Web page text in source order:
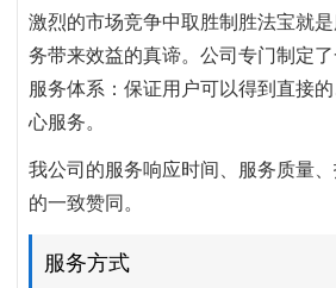
激烈的市场竞争中取胜制胜法宝就
务带来效益的真谛。公司专门制定
服务体系：保证用户可以得到直接
心服务。
我公司的服务响应时间、服务质量
的一致赞同。
服务方式